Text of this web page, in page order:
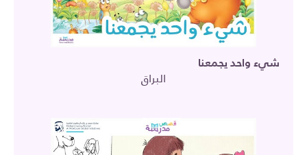
شيء واحد يجمعنا
البراق